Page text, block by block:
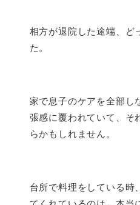
相方が退院した途端、ど
た。
家で息子のケアを全部し
張感に覆われていて、そ
らかもしれません。
台所で料理をしている時